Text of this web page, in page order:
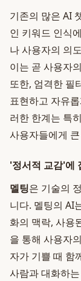
기존의 많은 AI
인 키워드 인식
나 사용자의 의
이는 곧 사용자
또한, 엄격한 필
표현하고 자유
러한 한계는 특
사용자들에게
'정서적 교감'에
멜팅은 기술의
니다. 멜팅의 AI
화의 맥락, 사용
을 통해 사용자
자가 기쁠 때 함
사람과 대화하